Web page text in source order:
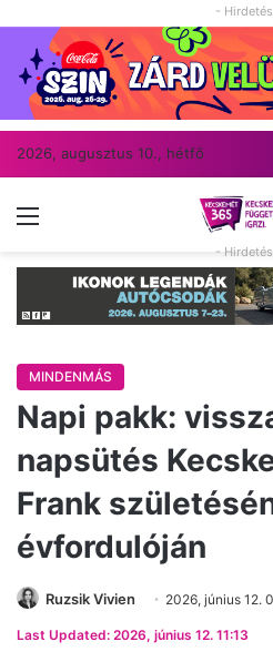
-
2026, augusztus 10., hétfő
Menü
-
MINDENMÁS
Napi pakk:
napsütés
Frank
évfordulóján
Ruzsik Vivien 2026, június 12.
Last Updated: 2026, június 12. 11:13